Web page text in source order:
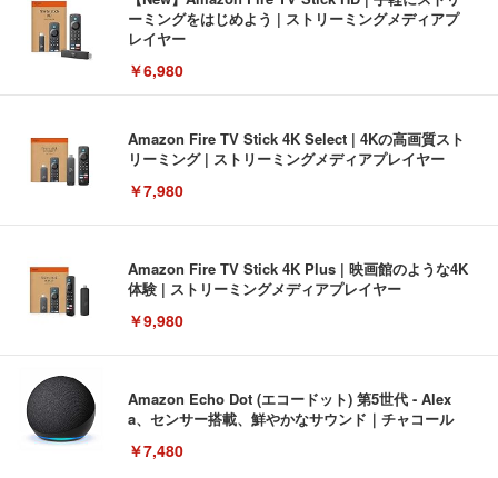
ーミングをはじめよう | ストリーミングメディアプ
レイヤー
￥6,980
Amazon Fire TV Stick 4K Select | 4Kの高画質スト
リーミング | ストリーミングメディアプレイヤー
￥7,980
Amazon Fire TV Stick 4K Plus | 映画館のような4K
体験 | ストリーミングメディアプレイヤー
￥9,980
Amazon Echo Dot (エコードット) 第5世代 - Alex
a、センサー搭載、鮮やかなサウンド｜チャコール
￥7,480